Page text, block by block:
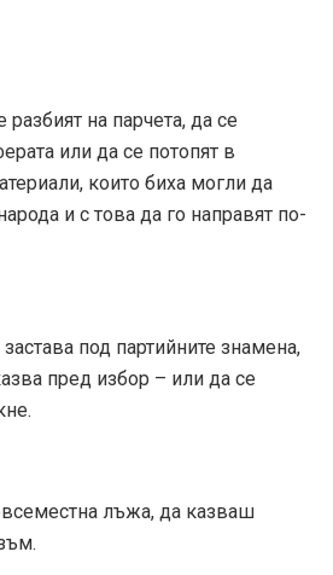
разбият на парчета, да се
или да се потопят в
които биха могли да
и с това да го направят по-
под партийните знамена,
пред избор – или да се
лъжа, да казваш